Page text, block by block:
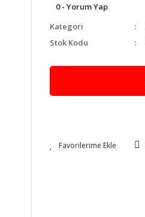
0 - Yorum Yap
Kategori
Stok Kodu